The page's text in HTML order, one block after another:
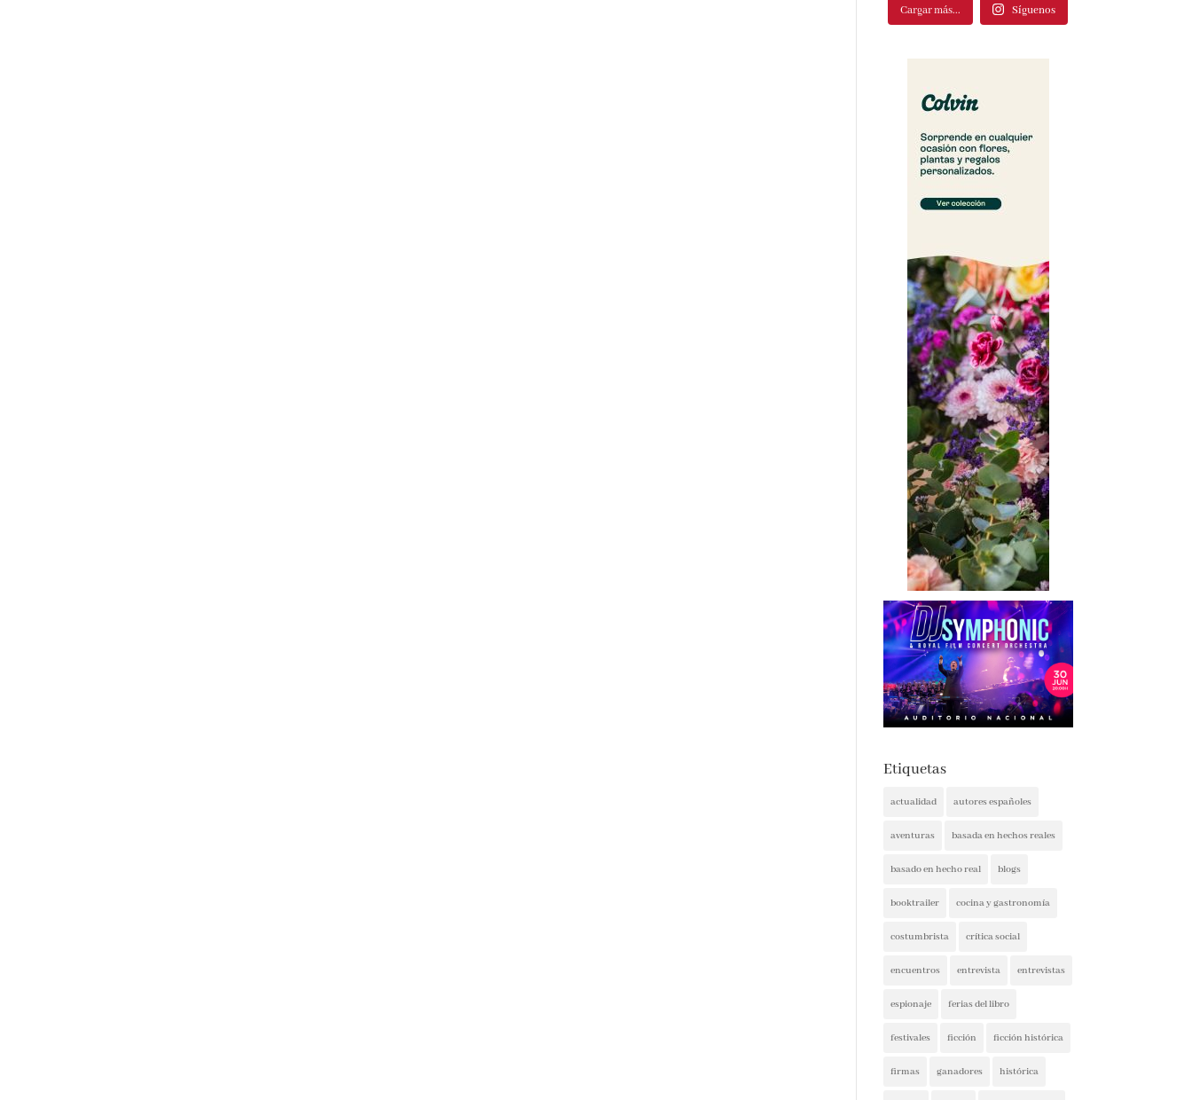
Cargar más... Síguenos
Etiquetas
actualidad autores españoles
aventuras basada en hechos reales
basado en hecho real blogs
booktrailer cocina y gastronomía
costumbrista crítica social
encuentros entrevista
entrevistas espionaje
ferias del libro festivales ficción
ficción histórica firmas